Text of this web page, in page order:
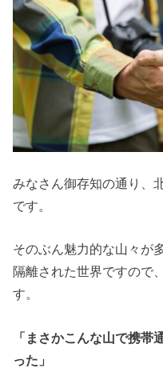
みなさん御存知の通り、
です。
そのぶん魅力的な山々が
隔離された世界ですので
す。
「まさかこんな山で携
った」